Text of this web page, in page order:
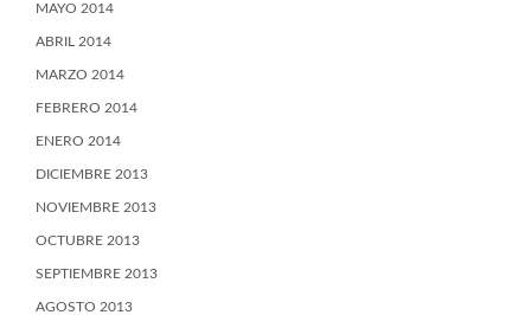
MAYO 2014
ABRIL 2014
MARZO 2014
FEBRERO 2014
ENERO 2014
DICIEMBRE 2013
NOVIEMBRE 2013
OCTUBRE 2013
SEPTIEMBRE 2013
AGOSTO 2013